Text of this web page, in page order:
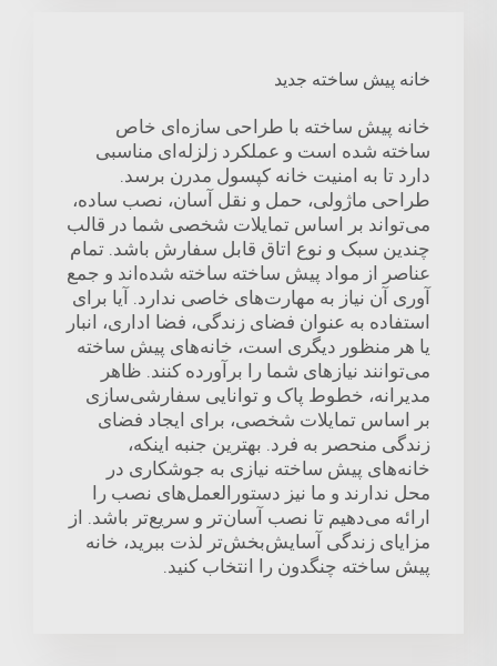
خانه پیش ساخته جدید
خانه پیش ساخته با طراحی سازه‌ای خاص
ساخته شده است و عملکرد زلزله‌ای مناسبی
دارد تا به امنیت خانه کپسول مدرن برسد.
طراحی ماژولی، حمل و نقل آسان، نصب ساده،
می‌تواند بر اساس تمایلات شخصی شما در قالب
چندین سبک و نوع اتاق قابل سفارش باشد. تمام
عناصر از مواد پیش ساخته ساخته شده‌اند و جمع
آوری آن نیاز به مهارت‌های خاصی ندارد. آیا برای
استفاده به عنوان فضای زندگی، فضا اداری، انبار
یا هر منظور دیگری است، خانه‌های پیش ساخته
می‌توانند نیازهای شما را برآورده کنند. ظاهر
مدیرانه، خطوط پاک و توانایی سفارشی‌سازی
بر اساس تمایلات شخصی، برای ایجاد فضای
زندگی منحصر به فرد. بهترین جنبه اینکه،
خانه‌های پیش ساخته نیازی به جوشکاری در
محل ندارند و ما نیز دستورالعمل‌های نصب را
ارائه می‌دهیم تا نصب آسان‌تر و سریع‌تر باشد. از
مزایای زندگی آسایش‌بخش‌تر لذت ببرید، خانه
پیش ساخته چنگدون را انتخاب کنید.